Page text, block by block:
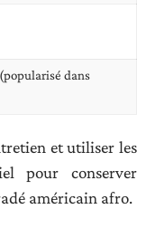
dans
et utiliser les
pour conserver
américain afro.